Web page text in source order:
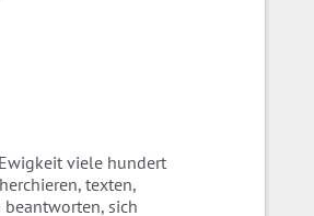
viele hundert
texten,
sich